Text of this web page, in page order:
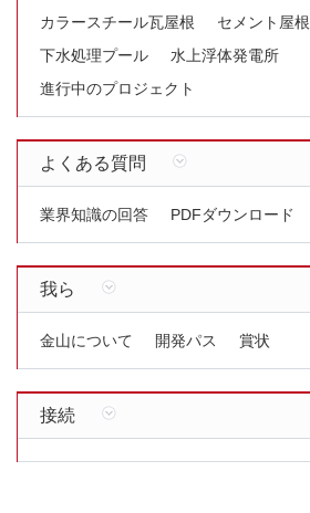
カラースチール瓦屋根 セメント屋根
下水処理プール
水上浮体発電所
進行中のプロジェクト
よくある質問
業界知識の回答 PDFダウンロード
我ら
金山について 開発パス 賞状
接続